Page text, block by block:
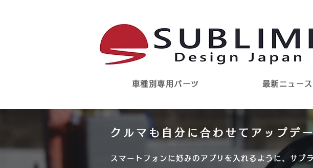
車種別専用パーツ 最新ニュース
クルマも自分に合わせてアップデ
スマートフォンに好みのアプリを入れるように、サブ